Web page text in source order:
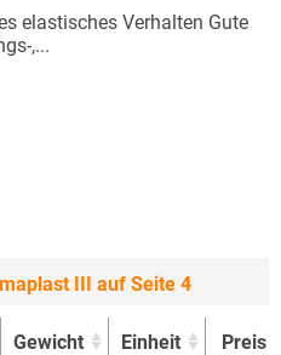
elastisches Verhalten Gute
,...
III auf Seite 4
Gewicht
Einheit
Preis